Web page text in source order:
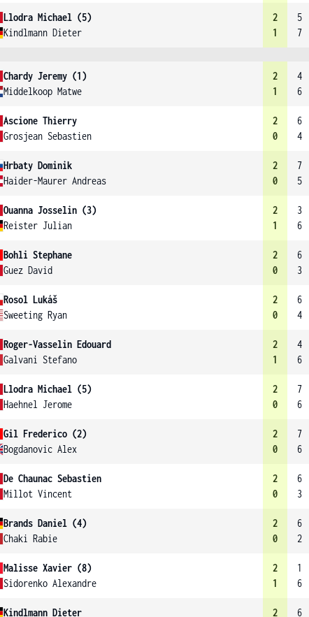
Llodra Michael (5)
Kindlmann Dieter
2
1
5
7
Chardy Jeremy (1)
Middelkoop Matwe
2
1
4
6
Ascione Thierry
Grosjean Sebastien
2
0
6
4
Hrbaty Dominik
Haider-Maurer Andreas
2
0
7
5
Ouanna Josselin (3)
Reister Julian
2
1
3
6
Bohli Stephane
Guez David
2
0
6
3
Rosol Lukáš
Sweeting Ryan
2
0
6
4
Roger-Vasselin Edouard
Galvani Stefano
2
1
4
6
Llodra Michael (5)
Haehnel Jerome
2
0
7
6
Gil Frederico (2)
Bogdanovic Alex
2
0
7
6
De Chaunac Sebastien
Millot Vincent
2
0
6
3
Brands Daniel (4)
Chaki Rabie
2
0
6
2
Malisse Xavier (8)
Sidorenko Alexandre
2
1
1
6
Kindlmann Dieter 2 6